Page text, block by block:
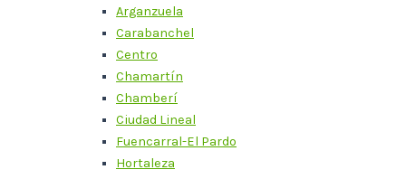
Arganzuela
Carabanchel
Centro
Chamartín
Chamberí
Ciudad Lineal
Fuencarral-El Pardo
Hortaleza